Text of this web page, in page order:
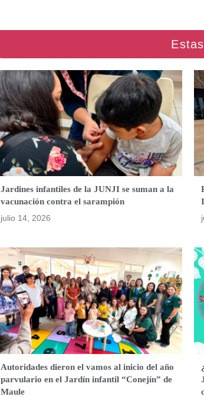
Jardines infantiles de la JUNJI se suman a la
vacunación contra el sarampión
julio 14, 2026
Autoridades dieron el vamos al inicio del año
parvulario en el Jardín infantil “Conejín” de
Maule